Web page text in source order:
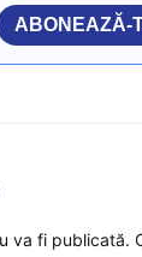
ABONEAZĂ-
va fi publicată.